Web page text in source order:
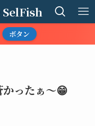
ボタン
ったぁ〜😁